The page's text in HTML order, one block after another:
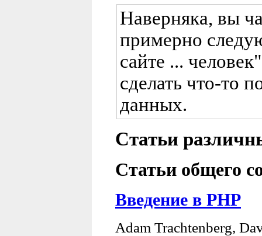
Наверняка, вы
примерно
сайте ...
сделать что-то
данных.
Статьи
Статьи общего
Введение в PHP
Adam Trachtenberg,